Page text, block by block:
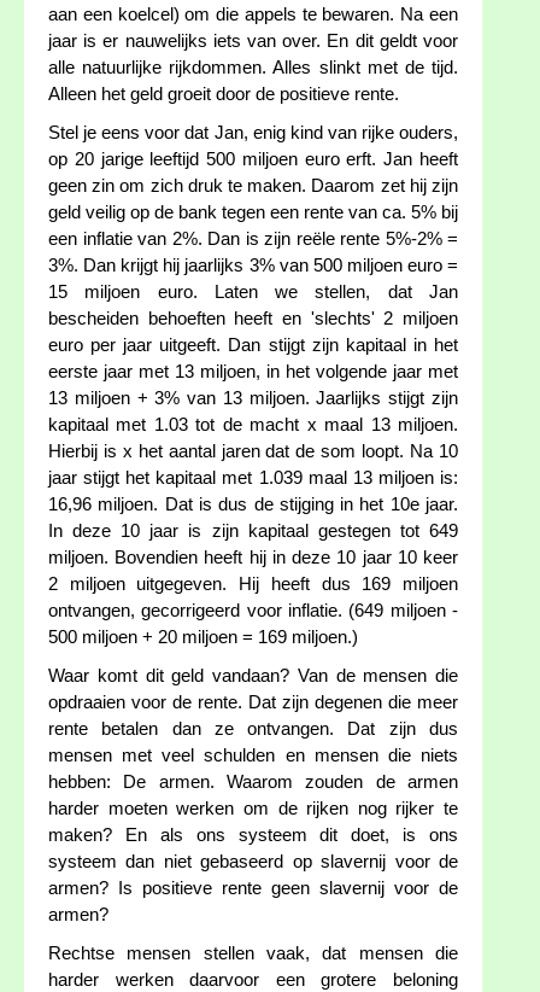
aan een koelcel) om die appels te bewaren. Na een
jaar is er nauwelijks iets van over. En dit geldt voor
alle natuurlijke rijkdommen. Alles slinkt met de tijd.
Alleen het geld groeit door de positieve rente.
Stel je eens voor dat Jan, enig kind van rijke ouders,
op 20 jarige leeftijd 500 miljoen euro erft. Jan heeft
geen zin om zich druk te maken. Daarom zet hij zijn
geld veilig op de bank tegen een rente van ca. 5% bij
een inflatie van 2%. Dan is zijn reële rente 5%-2% =
3%. Dan krijgt hij jaarlijks 3% van 500 miljoen euro =
15 miljoen euro. Laten we stellen, dat Jan
bescheiden behoeften heeft en 'slechts' 2 miljoen
euro per jaar uitgeeft. Dan stijgt zijn kapitaal in het
eerste jaar met 13 miljoen, in het volgende jaar met
13 miljoen + 3% van 13 miljoen. Jaarlijks stijgt zijn
kapitaal met 1.03 tot de macht x maal 13 miljoen.
Hierbij is x het aantal jaren dat de som loopt. Na 10
jaar stijgt het kapitaal met 1.039 maal 13 miljoen is:
16,96 miljoen. Dat is dus de stijging in het 10e jaar.
In deze 10 jaar is zijn kapitaal gestegen tot 649
miljoen. Bovendien heeft hij in deze 10 jaar 10 keer
2 miljoen uitgegeven. Hij heeft dus 169 miljoen
ontvangen, gecorrigeerd voor inflatie. (649 miljoen -
500 miljoen + 20 miljoen = 169 miljoen.)
Waar komt dit geld vandaan? Van de mensen die
opdraaien voor de rente. Dat zijn degenen die meer
rente betalen dan ze ontvangen. Dat zijn dus
mensen met veel schulden en mensen die niets
hebben: De armen. Waarom zouden de armen
harder moeten werken om de rijken nog rijker te
maken? En als ons systeem dit doet, is ons
systeem dan niet gebaseerd op slavernij voor de
armen? Is positieve rente geen slavernij voor de
armen?
Rechtse mensen stellen vaak, dat mensen die
harder werken daarvoor een grotere beloning